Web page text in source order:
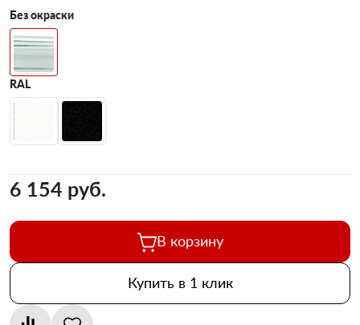
Без окраски
RAL
6 154 pуб.
В корзину
Купить в 1 клик